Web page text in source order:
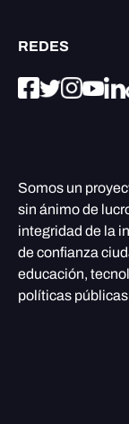
REDES
Somos un
sin ánimo de
integridad de la
de confianza
educación,
políticas